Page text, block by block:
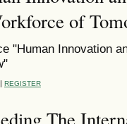
of
"Human Innovation
REGISTER
The